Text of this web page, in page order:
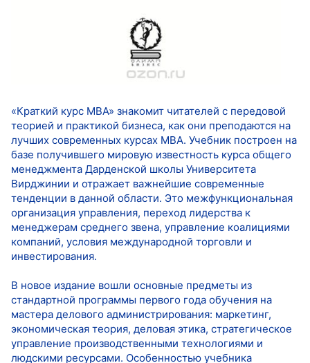
«Краткий курс МВА» знакомит читателей с передовой
теорией и практикой бизнеса, как они преподаются на
лучших современных курсах MBA. Учебник построен на
базе получившего мировую известность курса общего
менеджмента Дарденской школы Университета
Вирджинии и отражает важнейшие современные
тенденции в данной области. Это межфункциональная
организация управления, переход лидерства к
менеджерам среднего звена, управление коалициями
компаний, условия международной торговли и
инвестирования.
В новое издание вошли основные предметы из
стандартной программы первого года обучения на
мастера делового администрирования: маркетинг,
экономическая теория, деловая этика, стратегическое
управление производственными технологиями и
людскими ресурсами. Особенностью учебника